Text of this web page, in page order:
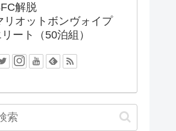
解脱
リオットボンヴォイプ
ート（50泊組）